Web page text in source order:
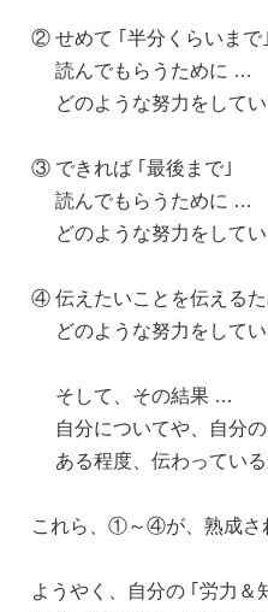
② せめて ｢半分くらいまで｣
読んでもらうために …
どのような努力をしてい
③ できれば ｢最後まで｣
読んでもらうために …
どのような努力をしてい
④ 伝えたいことを伝えるた
どのような努力をしてい
そして、その結果 …
自分についてや、自分の
ある程度、伝わっている
これら、①～④が、熟成さ
ようやく、自分の ｢労力＆